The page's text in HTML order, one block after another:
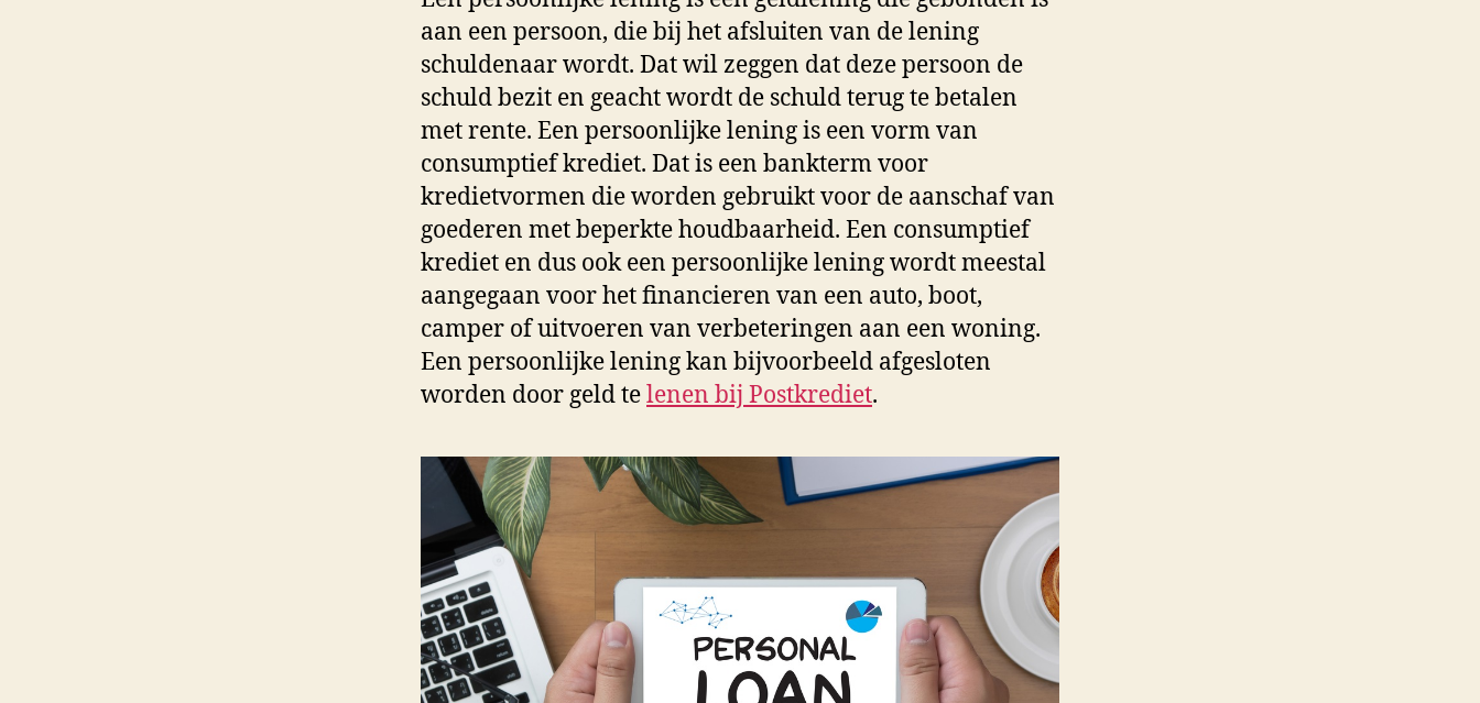
aan een persoon, die bij het afsluiten van de lening
schuldenaar wordt. Dat wil zeggen dat deze persoon de
schuld bezit en geacht wordt de schuld terug te betalen
met rente. Een persoonlijke lening is een vorm van
consumptief krediet. Dat is een bankterm voor
kredietvormen die worden gebruikt voor de aanschaf van
goederen met beperkte houdbaarheid. Een consumptief
krediet en dus ook een persoonlijke lening wordt meestal
aangegaan voor het financieren van een auto, boot,
camper of uitvoeren van verbeteringen aan een woning.
Een persoonlijke lening kan bijvoorbeeld afgesloten
worden door geld telenen bij Postkrediet.